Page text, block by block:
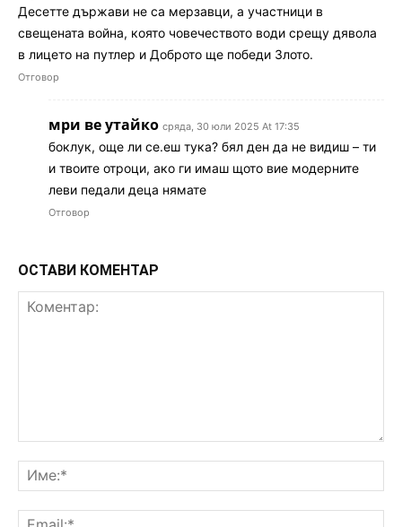
Десетте държави не са мерзавци, а участници в
свещената война, която човечеството води срещу дявола
в лицето на путлер и Доброто ще победи Злото.
Отговор
мри ве утайко сряда, 30 юли 2025 At 17:35
боклук, още ли се.еш тука? бял ден да не видиш – ти
и твоите отроци, ако ги имаш щото вие модерните
леви педали деца нямате
Отговор
ОСТАВИ КОМЕНТАР